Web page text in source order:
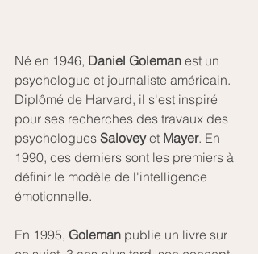
Né en 1946, Daniel Goleman est un
psychologue et journaliste américain.
Diplômé de Harvard, il s'est inspiré
pour ses recherches des travaux des
psychologues Salovey et Mayer. En
1990, ces derniers sont les premiers à
définir le modèle de l'intelligence
émotionnelle.
En 1995, Goleman publie un livre sur